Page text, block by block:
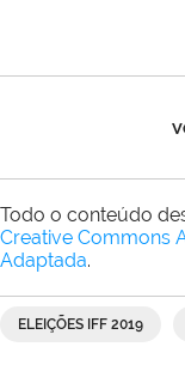
Todo o conteúdo
Creative Commons
Adaptada.
ELEIÇÕES IFF 2019